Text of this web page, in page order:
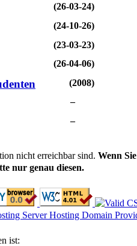
(26-03-24)
(24-10-26)
(23-03-23)
(26-04-06)
(2008)
–
–
nicht erreichbar sind. Wenn Sie
nur genau diesen.
ist: